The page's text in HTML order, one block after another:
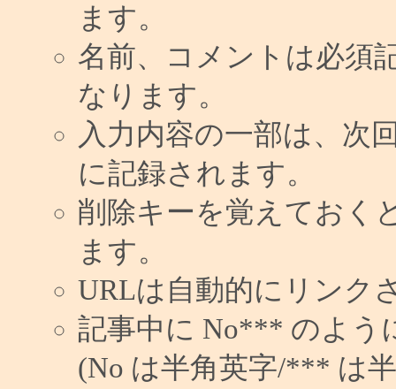
ます。
名前、コメントは必須
なります。
入力内容の一部は、次
に記録されます。
削除キーを覚えておく
ます。
URLは自動的にリンク
記事中に No*** のよう
(No は半角英字/*** は